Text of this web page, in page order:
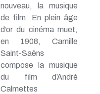
nouveau, la musique
de film. En plein âge
d’or du cinéma muet,
en 1908, Camille
Saint-Saëns
compose la musique
du film d’André
Calmettes